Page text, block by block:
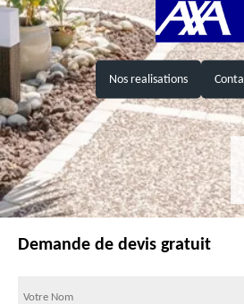
Nos realisations
Demande de devis gratuit